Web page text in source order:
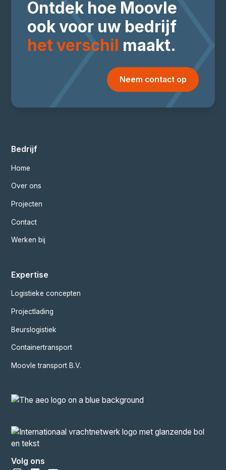
Ontdek hoe Moovle
ook voor uw bedrijf
het verschil maakt.
Neem contact op
Bedrijf
Home
Over ons
Projecten
Contact
Werken bij
Expertise
Logistieke concepten
Projectlading
Beurslogistiek
Containertransport
Moovle transport B.V.
Volg ons